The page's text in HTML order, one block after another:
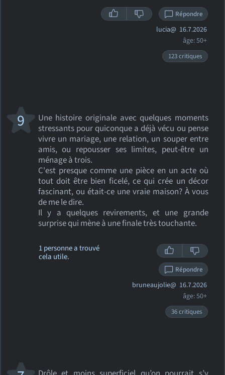
Répondre
lucia@ 16.7.2026
âge: 50+
123 critiques
Une histoire originale avec quelques moments
stressants pour quiconque a déjà vécu ou pense
vivre un mariage, une relation, un souper entre
amis, ou repousser ses limites, peut-être un
ménage à trois.
C'est presque comme une pièce en un acte où
tout doit être bien ficelé, ce qui crée un décor
fascinant, ou était-ce une vraie maison? À vous
de me le dire.
Il y a quelques revirements, et une grande
surprise qui mène à une finale très touchante.
9
1 personne a trouvé
cela utile.
Répondre
bruneaujolie@ 16.7.2026
âge: 50+
36 critiques